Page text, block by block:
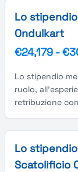
Lo
Ondulkart
€24,179 -
Lo stipendio
ruolo,
retribuzione
Lo
Scatolificio